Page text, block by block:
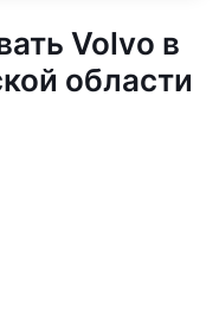
Volvo в
области